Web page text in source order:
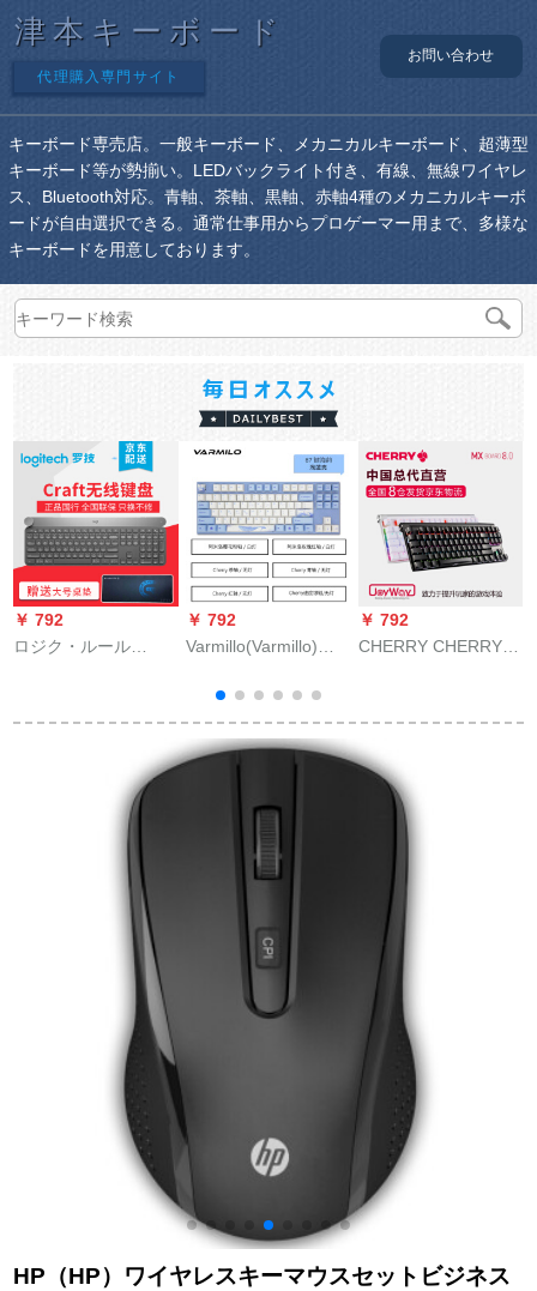
津本キーボード
代理購入専門サイト
お問い合わせ
キーボード専売店。一般キーボード、メカニカルキーボード、超薄型
キーボード等が勢揃い。LEDバックライト付き、有線、無線ワイヤレ
ス、Bluetooth対応。青軸、茶軸、黒軸、赤軸4種のメカニカルキーボ
ードが自由選択できる。通常仕事用からプロゲーマー用まで、多様な
キーボードを用意しております。
￥ 792
ロジク・ルール
スキーボンドド・ブ
設備切替設計者専用
キーボックス・ドク
ラフト・ワーキー・
ディープグレー
￥ 792
Varmillo(Varmillo)海
の机械轴/CHERRY轴
のプログラマーはメ
カニンがいいです。
￥ 792
CHERRY CHERRYメ
ドでキッキーボンド
を食べます。ゲーム
ムキーボンドノノー
トボンドボンド黒
RGB茶軸
HP（HP）ワイヤレスキーマウスセットビジネス